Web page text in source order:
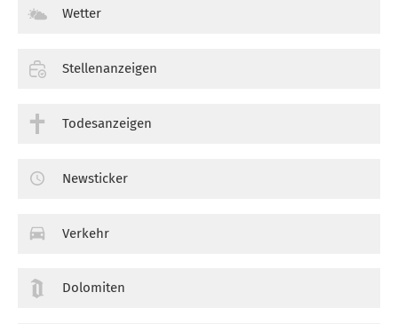
Wetter
Stellenanzeigen
Todesanzeigen
Newsticker
Verkehr
Dolomiten